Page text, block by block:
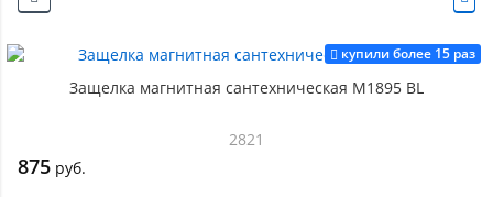
купили более 15 раз
Защелка магнитная сантехническая M1895 BL
2821
875 руб.